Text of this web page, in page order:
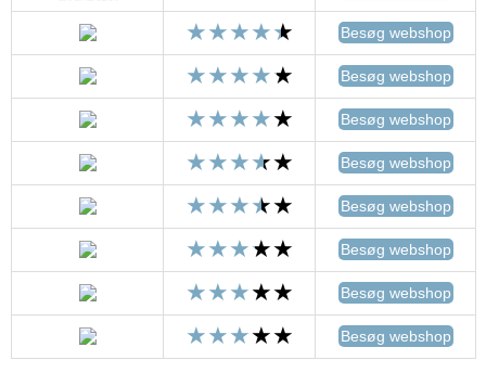
Besøg webshop
Besøg webshop
Besøg webshop
Besøg webshop
Besøg webshop
Besøg webshop
Besøg webshop
Besøg webshop